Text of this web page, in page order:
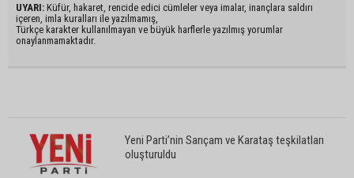
UYARI: Küfür, hakaret, rencide edici cümleler veya imalar, inançlara saldırı
içeren, imla kuralları ile yazılmamış,
Türkçe karakter kullanılmayan ve büyük harflerle yazılmış yorumlar
onaylanmamaktadır.
Yeni Parti’nin Sarıçam ve Karataş teşkilatları
oluşturuldu